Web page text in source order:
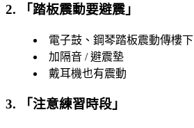
2. 「 踏板震動要避震 」
電子鼓、鋼琴踏板震動傳樓下
加隔音 / 避震墊
戴耳機也有震動
3. 「注意練習時段 」